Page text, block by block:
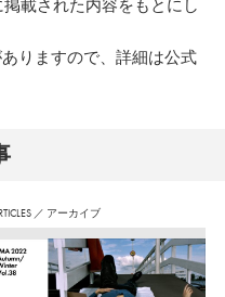
載された内容をもとにし
りますので、詳細は公式
／ アーカイブ